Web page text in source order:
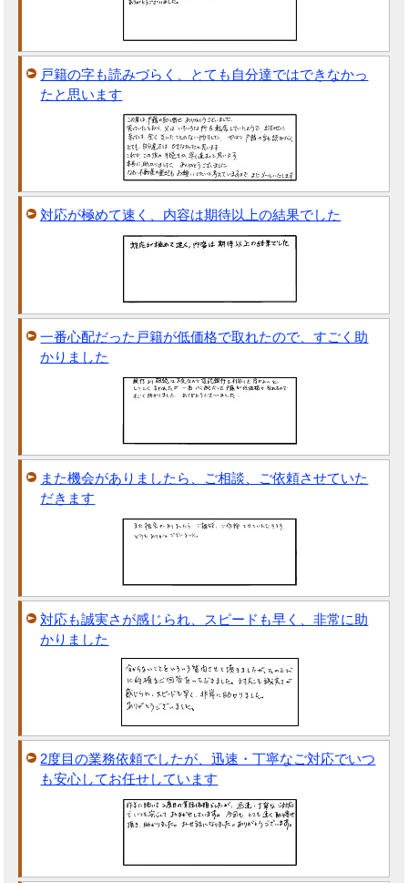
戸籍の字も読みづらく、とても自分達ではできなかっ
たと思います
対応が極めて速く、内容は期待以上の結果でした
一番心配だった戸籍が低価格で取れたので、すごく助
かりました
また機会がありましたら、ご相談、ご依頼させていた
だきます
対応も誠実さが感じられ、スピードも早く、非常に助
かりました
2度目の業務依頼でしたが、迅速・丁寧なご対応でいつ
も安心してお任せしています